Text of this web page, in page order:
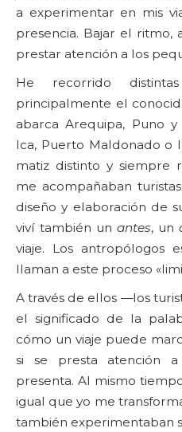
a experimentar en mis
presencia. Bajar el
prestar atención a los
He recorrido
principalmente el
abarca Arequipa, Puno
Ica, Puerto Maldonado o
matiz distinto y siempre
me acompañaban
diseño y elaboración de
viví también un antes, un
viaje. Los antropólogos
llaman a este proceso
A través de ellos —los
el significado de la
cómo un viaje puede
si se presta atención
presenta. Al mismo
igual que yo me
también experimentaban